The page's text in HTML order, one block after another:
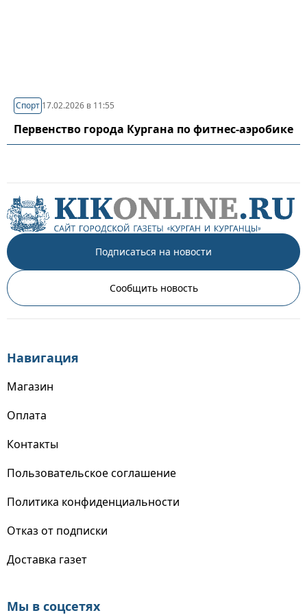
Спорт 17.02.2026 в 11:55
Первенство города Кургана по фитнес-аэробике
Подписаться на новости
Сообщить новость
Навигация
Магазин
Оплата
Контакты
Пользовательское соглашение
Политика конфиденциальности
Отказ от подписки
Доставка газет
Мы в соцсетях